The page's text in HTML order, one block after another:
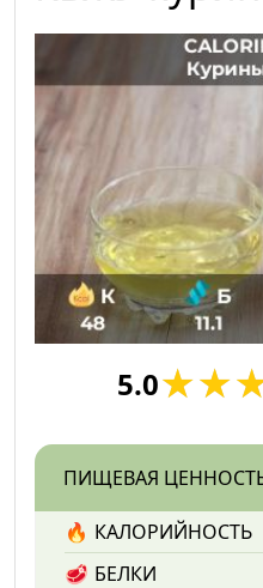
5.0
ПИЩЕВАЯ
🔥 КАЛОРИЙНОСТЬ
🥩 БЕЛКИ